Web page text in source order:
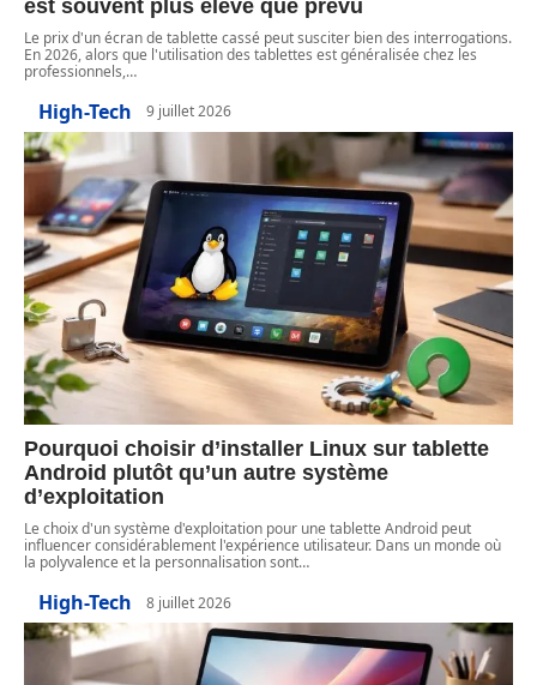
est souvent plus élevé que prévu
Le prix d'un écran de tablette cassé peut susciter bien des interrogations.
En 2026, alors que l'utilisation des tablettes est généralisée chez les
professionnels,…
High-Tech 9 juillet 2026
Pourquoi choisir d’installer Linux sur tablette
Android plutôt qu’un autre système
d’exploitation
Le choix d'un système d'exploitation pour une tablette Android peut
influencer considérablement l'expérience utilisateur. Dans un monde où
la polyvalence et la personnalisation sont…
High-Tech 8 juillet 2026